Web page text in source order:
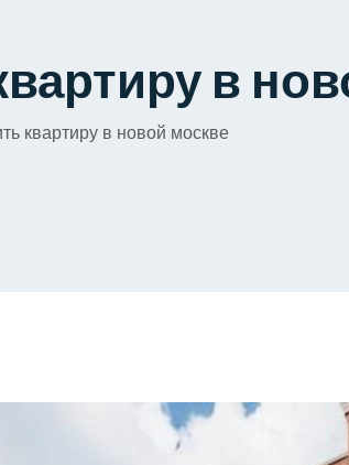
в
квартиру в новой москве